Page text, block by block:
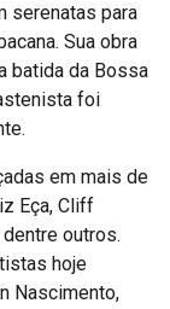
serenatas para
Sua obra
batida da Bossa
foi
em mais de
Eça, Cliff
outros.
hoje
Nascimento,